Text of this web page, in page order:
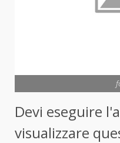
Devi eseguire
visualizzare